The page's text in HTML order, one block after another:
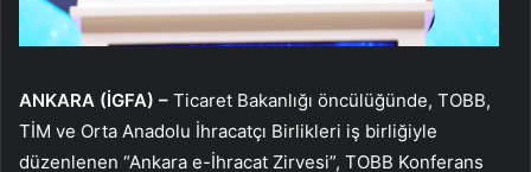
ANKARA (İGFA) – Ticaret Bakanlığı öncülüğünde, TOBB,
TİM ve Orta Anadolu İhracatçı Birlikleri iş birliğiyle
düzenlenen “Ankara e-İhracat Zirvesi”, TOBB Konferans